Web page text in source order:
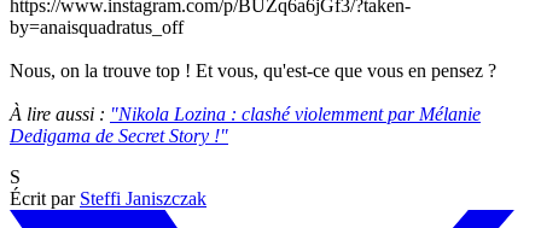
https://www.instagram.com/p/BUZq6a6jGf3/?taken-
by=anaisquadratus_off
Nous, on la trouve top ! Et vous, qu'est-ce que vous en pensez ?
À lire aussi : "Nikola Lozina : clashé violemment par Mélanie
Dedigama de Secret Story !"
S
Écrit par Steffi Janiszczak